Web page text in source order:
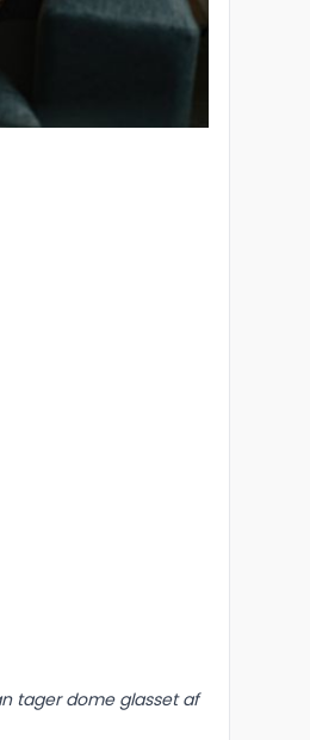
tager dome glasset af